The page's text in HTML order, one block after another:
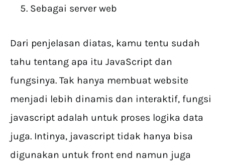
Sebagai server web
Dari penjelasan diatas, kamu tentu sudah
tahu tentang apa itu JavaScript dan
fungsinya. Tak hanya membuat website
menjadi lebih dinamis dan interaktif, fungsi
javascript adalah untuk proses logika data
juga. Intinya, javascript tidak hanya bisa
digunakan untuk front end namun juga